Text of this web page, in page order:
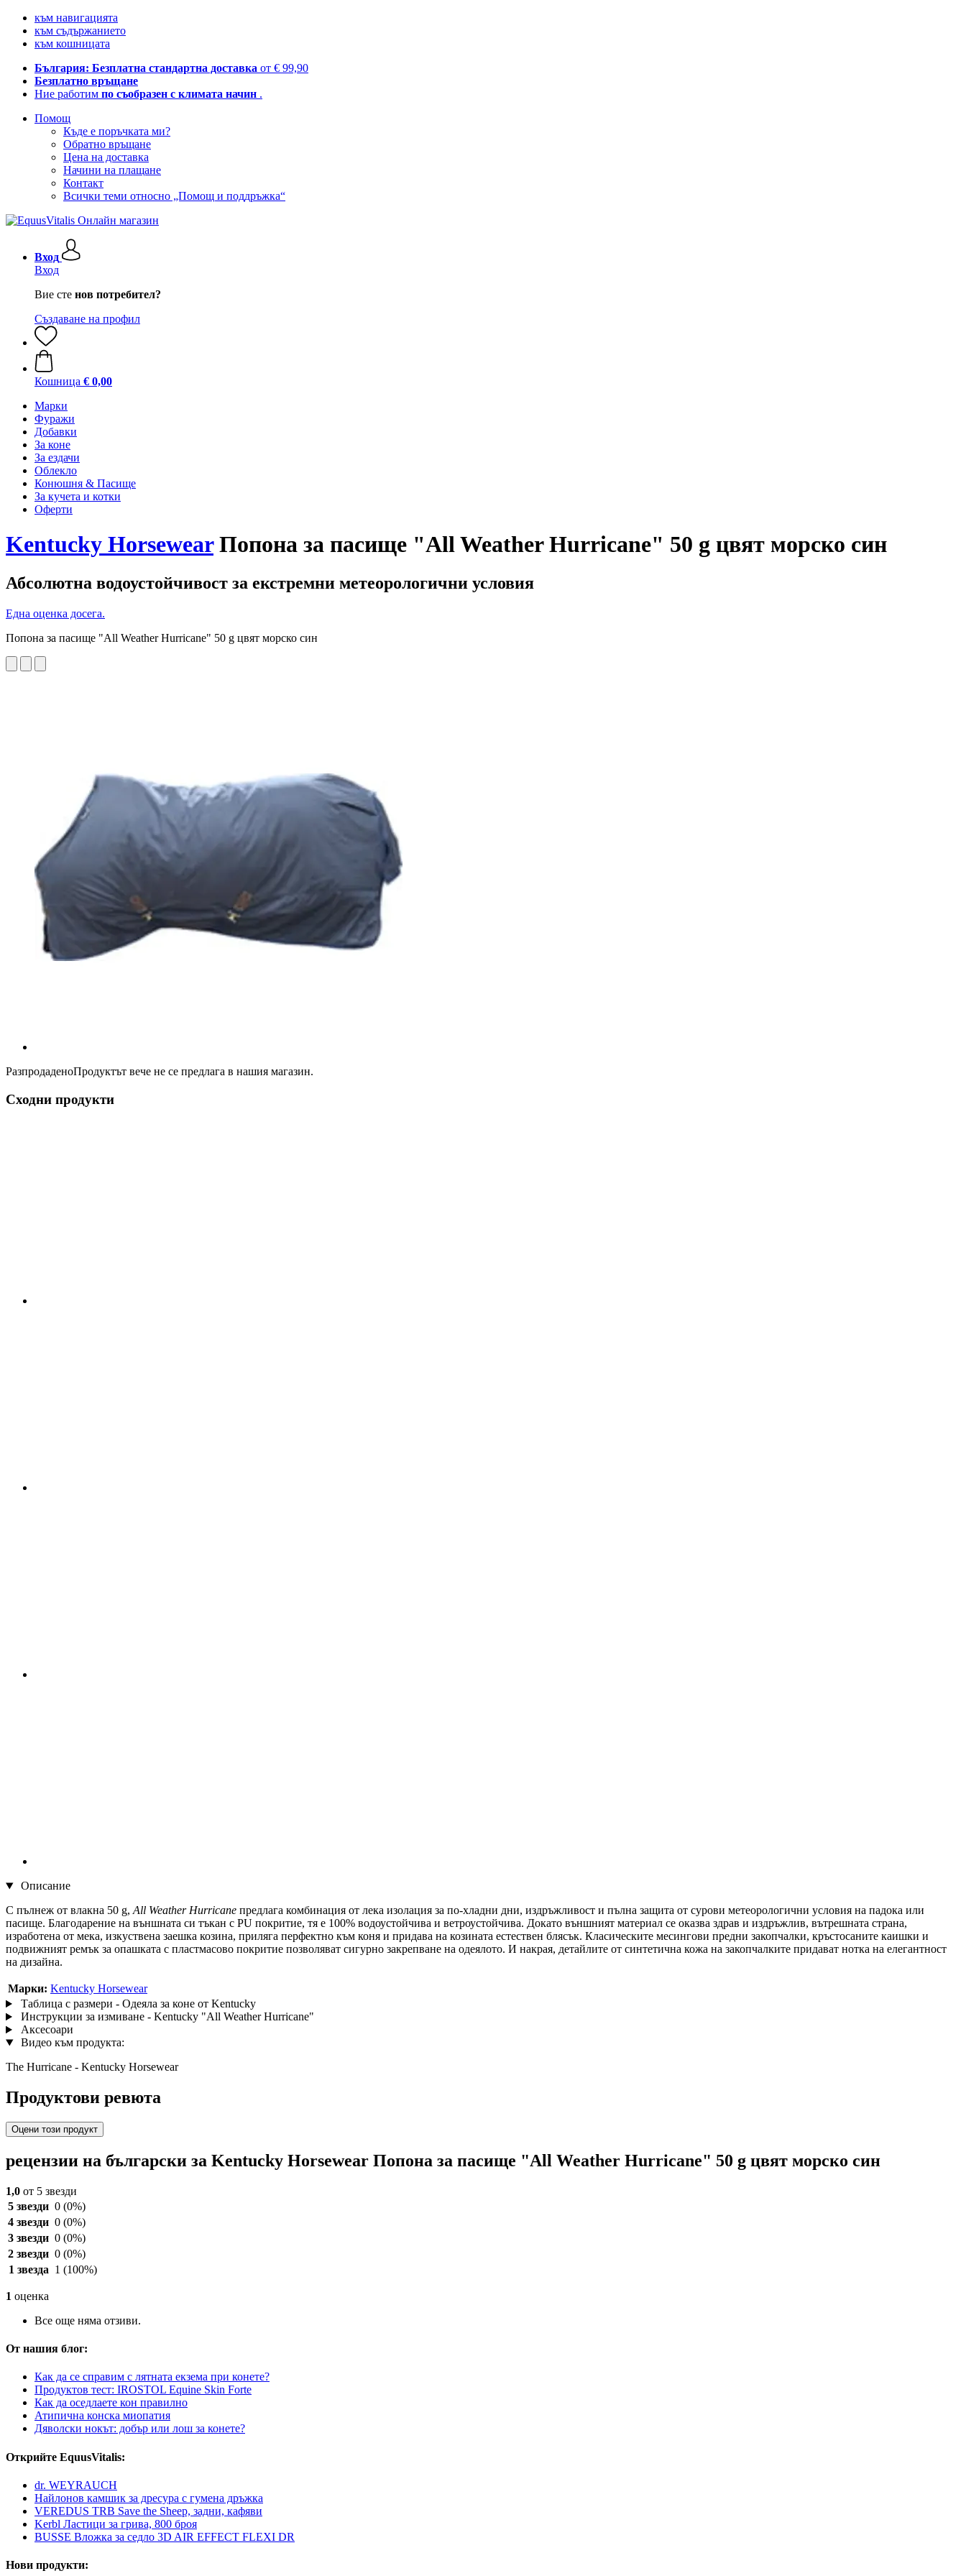
към навигацията
към съдържанието
към кошницата
България: Безплатна стандартна доставка от € 99,90
Безплатно връщане
Ние работим по съобразен с климата начин .
Помощ
Къде е поръчката ми?
Обратно връщане
Цена на доставка
Начини на плащане
Контакт
Всички теми относно „Помощ и поддръжка“
Вход
Вход
Вие сте нов потребител?
Създаване на профил
Кошница € 0,00
Марки
Фуражи
Добавки
За коне
За ездачи
Облекло
Конюшня & Пасище
За кучета и котки
Оферти
Kentucky HorsewearПопона за пасище "All Weather Hurricane" 50 g цвят морско син
Абсолютна водоустойчивост за екстремни метеорологични условия
Една оценка досега.
Попона за пасище "All Weather Hurricane" 50 g цвят морско син
РазпродаденоПродуктът вече не се предлага в нашия магазин.
Сходни продукти
Описание
С пълнеж от влакна 50 g, All Weather Hurricane предлага комбинация от лека изолация за по-хладни дни, издръжливост и пълна защита от сурови метеорологични условия на падока или
пасище. Благодарение на външната си тъкан с PU покритие, тя е 100% водоустойчива и ветроустойчива. Докато външният материал се оказва здрав и издръжлив, вътрешната страна,
изработена от мека, изкуствена заешка козина, приляга перфектно към коня и придава на козината естествен блясък. Класическите месингови предни закопчалки, кръстосаните каишки и
подвижният ремък за опашката с пластмасово покритие позволяват сигурно закрепване на одеялото. И накрая, детайлите от синтетична кожа на закопчалките придават нотка на елегантност
на дизайна.
Марки: Kentucky Horsewear
Таблица с размери - Одеяла за коне от Kentucky
Инструкции за измиване - Kentucky "All Weather Hurricane"
Аксесоари
Видео към продукта:
The Hurricane - Kentucky Horsewear
Продуктови ревюта
Оцени този продукт
рецензии на български за Kentucky Horsewear Попона за пасище "All Weather Hurricane" 50 g цвят морско син
1,0 от 5 звезди
5 звезди 0 (0%)
4 звезди 0 (0%)
3 звезди 0 (0%)
2 звезди 0 (0%)
1 звезда 1 (100%)
1 оценка
Все още няма отзиви.
От нашия блог:
Как да се справим с лятната екзема при конете?
Продуктов тест: IROSTOL Equine Skin Forte
Как да оседлаете кон правилно
Атипична конска миопатия
Дяволски нокът: добър или лош за конете?
Открийте EquusVitalis:
dr. WEYRAUCH
Найлонов камшик за дресура с гумена дръжка
VEREDUS TRB Save the Sheep, задни, кафяви
Kerbl Ластици за грива, 800 броя
BUSSE Вложка за седло 3D AIR EFFECT FLEXI DR
Нови продукти: